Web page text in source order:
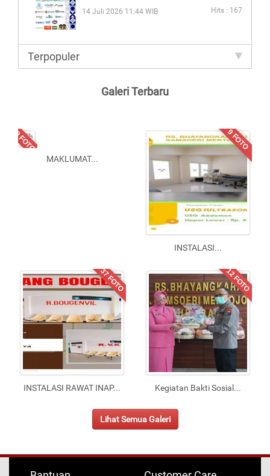
14 Juli 2026 11:44 WIB Hits : 167
Terpopuler
Galeri Terbaru
10 FOTO
MAKLUMAT...
9 FOTO
INSTALASI...
37 FOTO
INSTALASI RAWAT INAP...
12 FOTO
Kegiatan Bakti Sosial ...
Lihat Semua Galeri